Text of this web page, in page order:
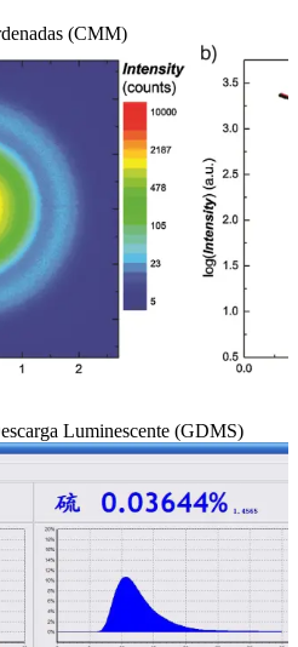
(CMM)
Luminescente (GDMS)